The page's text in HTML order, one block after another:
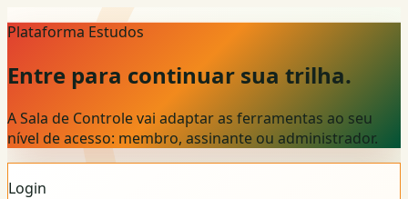
Plataforma Estudos
Entre para continuar sua trilha.
A Sala de Controle vai adaptar as ferramentas ao seu
nível de acesso: membro, assinante ou administrador.
Login